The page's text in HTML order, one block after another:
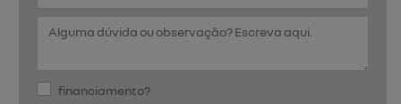
financiamento?